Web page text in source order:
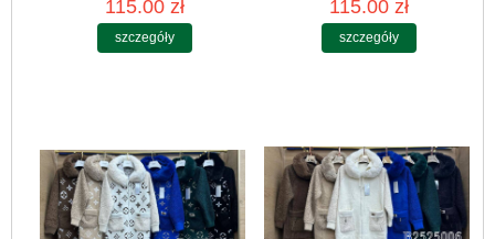
115.00 zł
szczegóły
115.00 zł
szczegóły